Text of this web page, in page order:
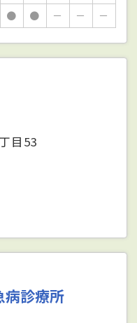
● ● － － －
目53
病診療所